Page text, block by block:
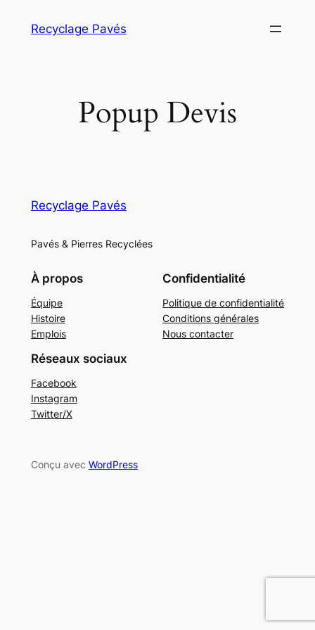
Recyclage Pavés
Popup Devis
Recyclage Pavés
Pavés & Pierres Recyclées
À propos
Équipe
Histoire
Emplois
Confidentialité
Politique de confidentialité
Conditions générales
Nous contacter
Réseaux sociaux
Facebook
Instagram
Twitter/X
Conçu avec WordPress